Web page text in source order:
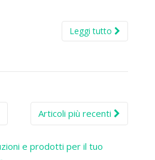
Leggi tutto
Articoli più recenti